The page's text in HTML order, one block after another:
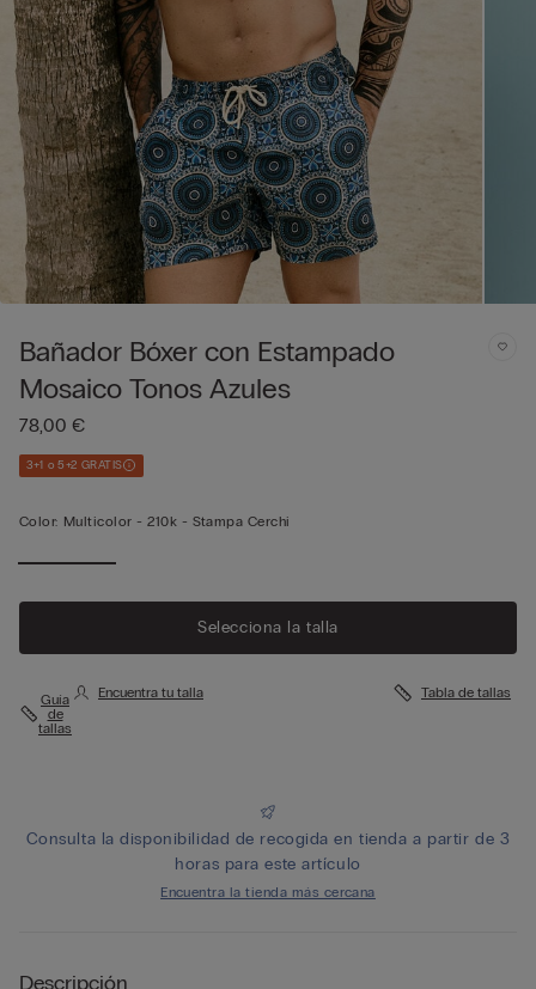
Bañador Bóxer con Estampado
Mosaico Tonos Azules
78,00 €
3+1 o 5+2 GRATIS
Color: Multicolor -210k - Stampa Cerchi
Selecciona la talla
Guía
de
tallas
Encuentra tu talla Tabla de tallas
Consulta la disponibilidad de recogida en tienda a partir de 3
horas para este artículo
Encuentra la tienda más cercana
Descripción